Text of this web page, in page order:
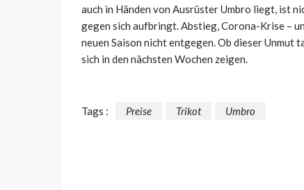
auch in Händen von Ausrüster Umbro liegt, ist
gegen sich aufbringt. Abstieg, Corona-Krise –
neuen Saison nicht entgegen. Ob dieser Unmut
sich in den nächsten Wochen zeigen.
Tags : Preise Trikot Umbro